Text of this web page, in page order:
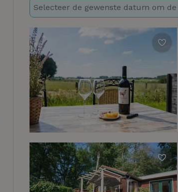
Selecteer de gewenste datum om